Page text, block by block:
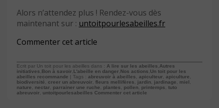
Alors n’attendez plus ! Rendez-vous dès
maintenant sur : untoitpourlesabeilles.fr
Commenter cet article
Ecrit par Un toit pour les abeilles dans : A lire sur les abeilles Autres
initiatives Bon à savoir L'abeille en danger Nos actions Un toit pour les
abeilles recommande | Tags : abreuvoir à abeilles apiculteur apiculture
biodiversité
creer un abreuvoir fleurs mellifères jardin jardinage miel
nature
nectar parrainer une ruche plantes pollen printemps
tuto
abreuvoir
untoitpourlesabeilles Commenter cet article